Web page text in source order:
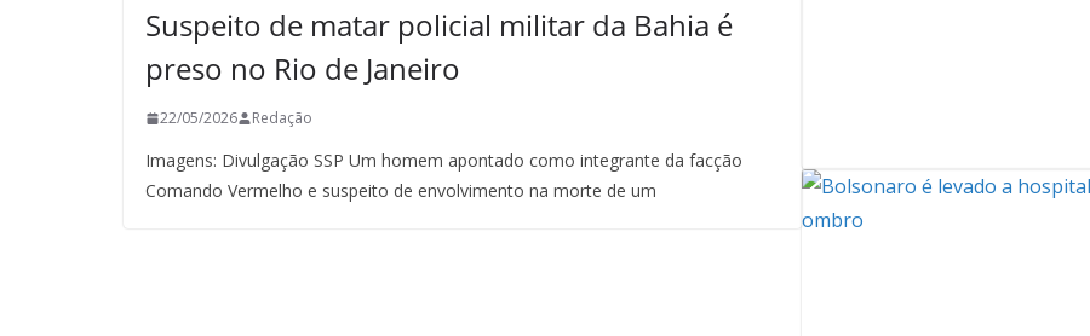
Suspeito de matar policial militar da Bahia é
preso no Rio de Janeiro
22/05/2026 Redação
Imagens: Divulgação SSP Um homem apontado como integrante da facção
Comando Vermelho e suspeito de envolvimento na morte de um